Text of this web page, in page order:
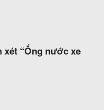
xét “Ống nước xe